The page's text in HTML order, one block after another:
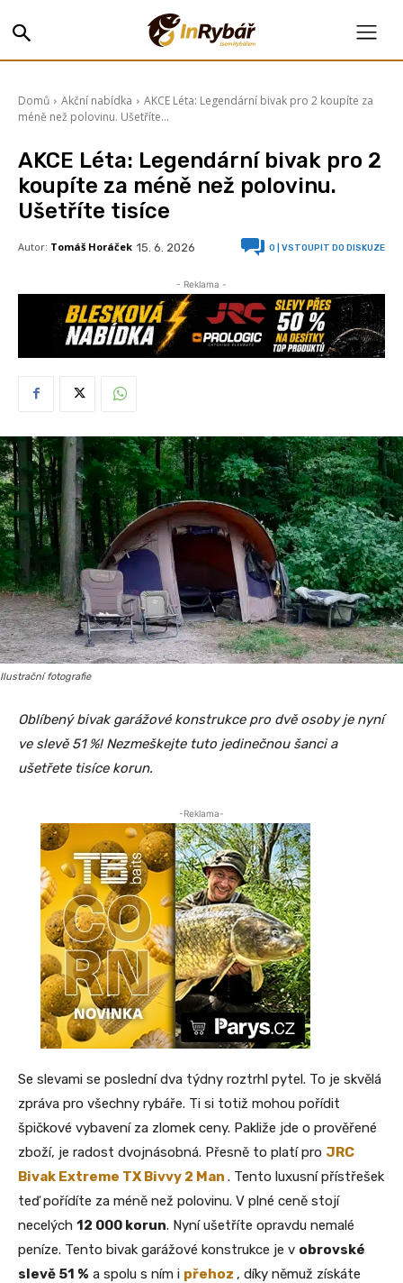
Domů Akční nabídka
AKCE Léta: Legendární bivak pro 2 koupíte za
méně než polovinu. Ušetříte...
AKCE Léta: Legendární bivak pro 2
koupíte za méně než polovinu.
Ušetříte tisíce
Autor: Tomáš Horáček 15. 6. 2026 0 | VSTOUPIT DO DISKUZE
- Reklama -
Ilustrační fotografie
Oblíbený bivak garážové konstrukce pro dvě osoby je nyní
ve slevě 51 %! Nezmeškejte tuto jedinečnou šanci a
ušetřete tisíce korun.
-Reklama-
Se slevami se poslední dva týdny roztrhl pytel. To je skvělá
zpráva pro všechny rybáře. Ti si totiž mohou pořídit
špičkové vybavení za zlomek ceny. Pakliže jde o prověřené
zboží, je radost dvojnásobná. Přesně to platí pro JRC
Bivak Extreme TX Bivvy 2 Man . Tento luxusní přístřešek
teď pořídíte za méně než polovinu. V plné ceně stojí
necelých 12 000 korun. Nyní ušetříte opravdu nemalé
peníze. Tento bivak garážové konstrukce je v obrovské
slevě 51 % a spolu s ním i přehoz , díky němuž získáte